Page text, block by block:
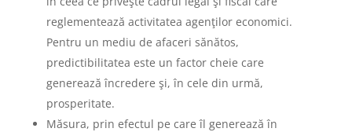
reglementează activitatea agenţilor economici.
Pentru un mediu de afaceri sănătos,
predictibilitatea este un factor cheie care
generează încredere şi, în cele din urmă,
prosperitate.
Măsura, prin efectul pe care îl generează în